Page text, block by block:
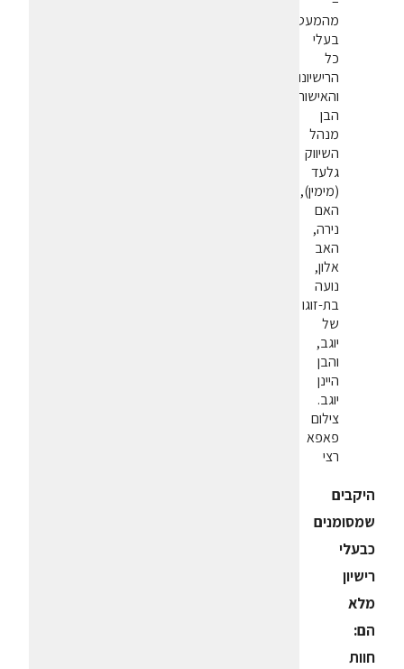
מהמעטים
בעלי
כל
הרישיונות
והאישורים:
הבן
מנהל
השיווק
גלעד
(מימין),
האם
נירה,
האב
אלון,
נועה
בת-זוגו
של
יוגב,
והבן
היינן
יוגב.
צילום
פאפא
רצי
היקבים
שמסומנים
כבעלי
רישיון
מלא
הם:
חוות